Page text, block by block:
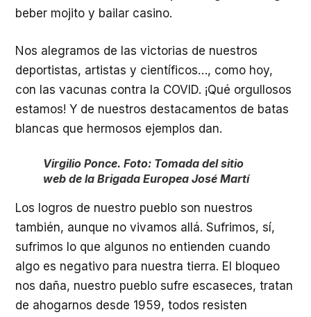
beber mojito y bailar casino.
Nos alegramos de las victorias de nuestros
deportistas, artistas y científicos…, como hoy,
con las vacunas contra la COVID. ¡Qué orgullosos
estamos! Y de nuestros destacamentos de batas
blancas que hermosos ejemplos dan.
Virgilio Ponce. Foto: Tomada del sitio
web de la Brigada Europea José Martí
Los logros de nuestro pueblo son nuestros
también, aunque no vivamos allá. Sufrimos, sí,
sufrimos lo que algunos no entienden cuando
algo es negativo para nuestra tierra. El bloqueo
nos daña, nuestro pueblo sufre escaseces, tratan
de ahogarnos desde 1959, todos resisten